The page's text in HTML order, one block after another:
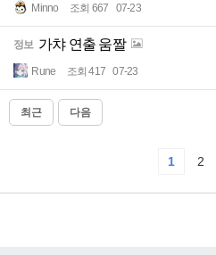
Minno 조회 667 07-23
정보 가챠 연출 움짤
Rune 조회 417 07-23
최근 다음
1 2